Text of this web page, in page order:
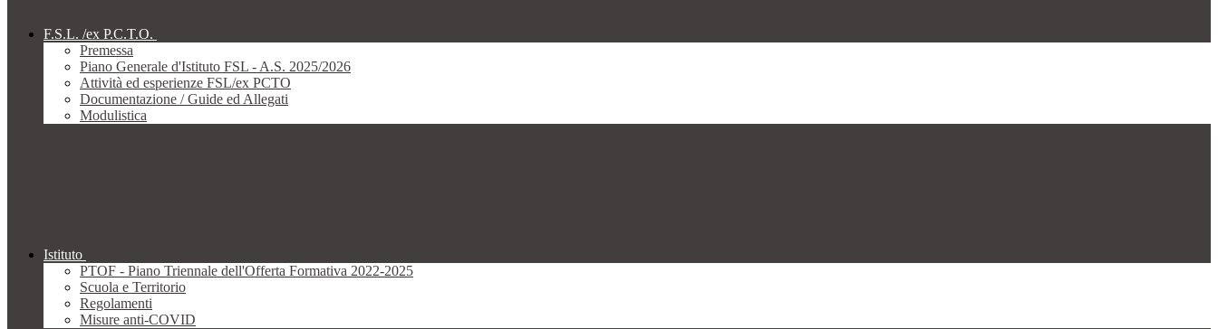
F.S.L. /ex P.C.T.O.
Premessa
Piano Generale d'Istituto FSL - A.S. 2025/2026
Attività ed esperienze FSL/ex PCTO
Documentazione / Guide ed Allegati
Modulistica
Istituto
PTOF - Piano Triennale dell'Offerta Formativa 2022-2025
Scuola e Territorio
Regolamenti
Misure anti-COVID